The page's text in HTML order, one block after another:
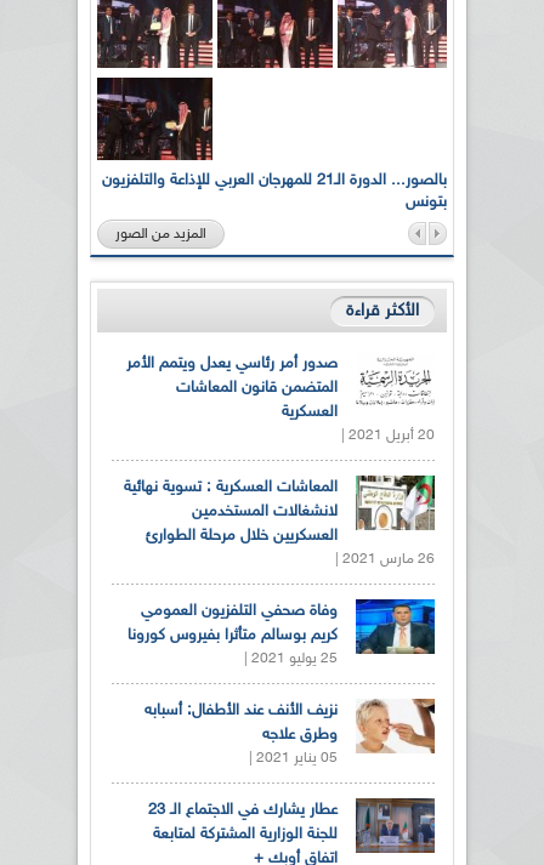
بالصور... الدورة الـ21 للمهرجان العربي للإذاعة والتلفزيون
بتونس
المزيد من الصور
الأكثر قراءة
صدور أمر رئاسي يعدل ويتمم الأمر
المتضمن قانون المعاشات
العسكرية
20 أبريل 2021 |
المعاشات العسكرية : تسوية نهائية
لانشغالات المستخدمين
العسكريين خلال مرحلة الطوارئ
26 مارس 2021 |
وفاة صحفي التلفزيون العمومي
كريم بوسالم متأثرا بفيروس كورونا
25 يوليو 2021 |
نزيف الأنف عند الأطفال: أسبابه
وطرق علاجه
05 يناير 2021 |
عطار يشارك في الاجتماع الـ 23
للجنة الوزارية المشتركة لمتابعة
اتفاق أوبك +